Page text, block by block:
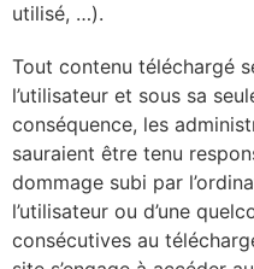
utilisé, …).
Tout contenu téléchargé
l’utilisateur et sous sa
conséquence, les
sauraient être tenu
dommage subi par
l’utilisateur ou d’une
consécutives au